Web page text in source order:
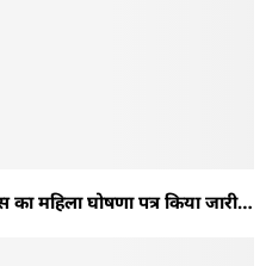
का महिला घोषणा पत्र किया जारी…